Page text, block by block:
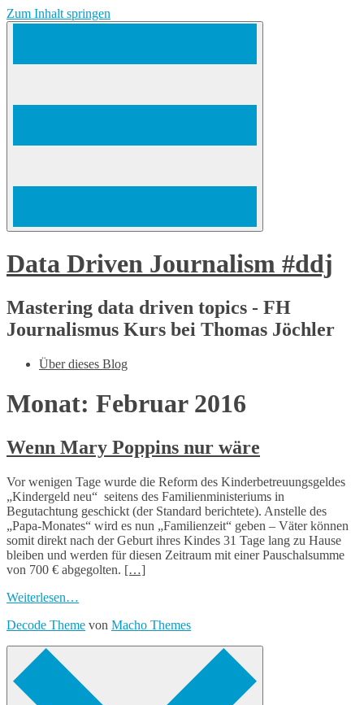
Zum Inhalt springen
Data Driven Journalism #ddj
Mastering data driven topics - FH
Journalismus Kurs bei Thomas Jöchler
Über dieses Blog
Monat: Februar 2016
Wenn Mary Poppins nur wäre
Vor wenigen Tage wurde die Reform des Kinderbetreuungsgeldes
„Kindergeld neu“ seitens des Familienministeriums in
Begutachtung geschickt (der Standard berichtete). Anstelle des
„Papa-Monates“ wird es nun „Familienzeit“ geben – Väter können
somit direkt nach der Geburt ihres Kindes 31 Tage lang zu Hause
bleiben und werden für diesen Zeitraum mit einer Pauschalsumme
von 700 € abgegolten. […]
Weiterlesen…
Decode Theme von Macho Themes